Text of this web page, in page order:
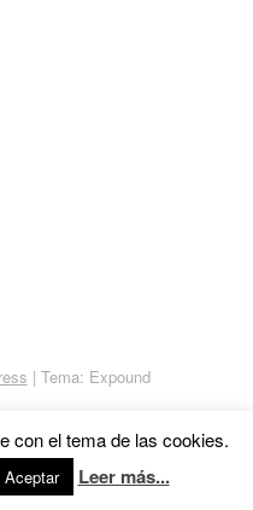
| Tema: Expound
con el tema de las cookies.
Aceptar Leer más...